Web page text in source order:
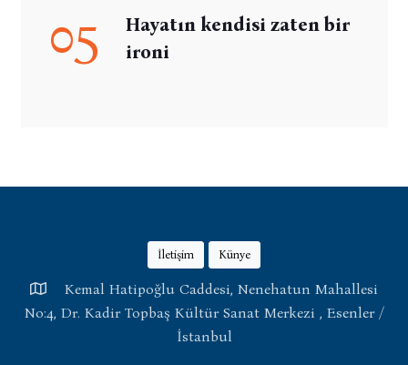
05
Hayatın kendisi zaten bir
ironi
İletişim Künye
Kemal Hatipoğlu Caddesi, Nenehatun Mahallesi
No:4, Dr. Kadir Topbaş Kültür Sanat Merkezi , Esenler /
İstanbul